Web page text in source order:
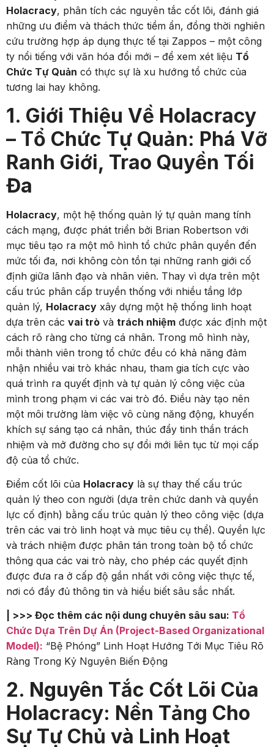
Holacracy, phân tích các nguyên tắc cốt lõi, đánh giá
những ưu điểm và thách thức tiềm ẩn, đồng thời nghiên
cứu trường hợp áp dụng thực tế tại Zappos – một công
ty nổi tiếng với văn hóa đổi mới – để xem xét liệu Tổ
Chức Tự Quản có thực sự là xu hướng tổ chức của
tương lai hay không.
1. Giới Thiệu Về Holacracy
– Tổ Chức Tự Quản: Phá Vỡ
Ranh Giới, Trao Quyền Tối
Đa
Holacracy, một hệ thống quản lý tự quản mang tính
cách mạng, được phát triển bởi Brian Robertson với
mục tiêu tạo ra một mô hình tổ chức phân quyền đến
mức tối đa, nơi không còn tồn tại những ranh giới cố
định giữa lãnh đạo và nhân viên. Thay vì dựa trên một
cấu trúc phân cấp truyền thống với nhiều tầng lớp
quản lý, Holacracy xây dựng một hệ thống linh hoạt
dựa trên các vai trò và trách nhiệm được xác định một
cách rõ ràng cho từng cá nhân. Trong mô hình này,
mỗi thành viên trong tổ chức đều có khả năng đảm
nhận nhiều vai trò khác nhau, tham gia tích cực vào
quá trình ra quyết định và tự quản lý công việc của
mình trong phạm vi các vai trò đó. Điều này tạo nên
một môi trường làm việc vô cùng năng động, khuyến
khích sự sáng tạo cá nhân, thúc đẩy tinh thần trách
nhiệm và mở đường cho sự đổi mới liên tục từ mọi cấp
độ của tổ chức.
Điểm cốt lõi của Holacracy là sự thay thế cấu trúc
quản lý theo con người (dựa trên chức danh và quyền
lực cố định) bằng cấu trúc quản lý theo công việc (dựa
trên các vai trò linh hoạt và mục tiêu cụ thể). Quyền lực
và trách nhiệm được phân tán trong toàn bộ tổ chức
thông qua các vai trò này, cho phép các quyết định
được đưa ra ở cấp độ gần nhất với công việc thực tế,
nơi có đầy đủ thông tin và hiểu biết sâu sắc nhất.
| >>> Đọc thêm các nội dung chuyên sâu sau: Tổ
Chức Dựa Trên Dự Án (Project-Based Organizational
Model): “Bệ Phóng” Linh Hoạt Hướng Tới Mục Tiêu Rõ
Ràng Trong Kỷ Nguyên Biến Động
2. Nguyên Tắc Cốt Lõi Của
Holacracy: Nền Tảng Cho
Sự Tự Chủ và Linh Hoạt